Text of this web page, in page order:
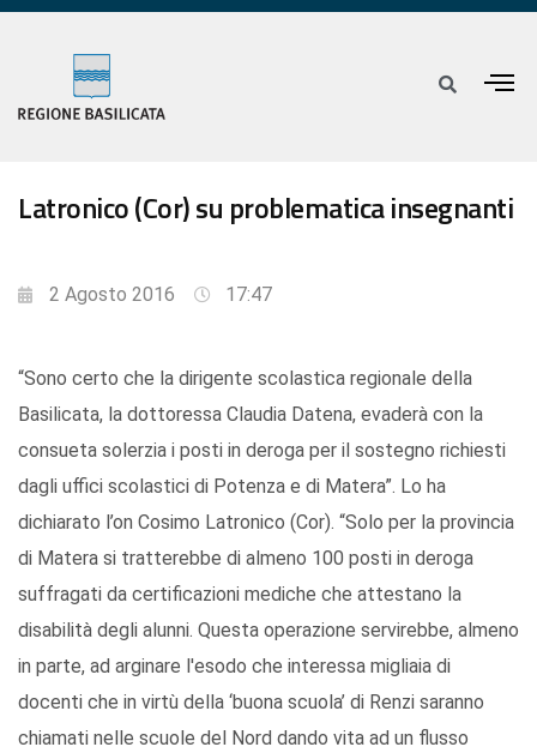
Latronico (Cor) su problematica insegnanti
2 Agosto 2016 17:47
“Sono certo che la dirigente scolastica regionale della
Basilicata, la dottoressa Claudia Datena, evaderà con la
consueta solerzia i posti in deroga per il sostegno richiesti
dagli uffici scolastici di Potenza e di Matera”. Lo ha
dichiarato l’on Cosimo Latronico (Cor). “Solo per la provincia
di Matera si tratterebbe di almeno 100 posti in deroga
suffragati da certificazioni mediche che attestano la
disabilità degli alunni. Questa operazione servirebbe, almeno
in parte, ad arginare l'esodo che interessa migliaia di
docenti che in virtù della ‘buona scuola’ di Renzi saranno
chiamati nelle scuole del Nord dando vita ad un flusso